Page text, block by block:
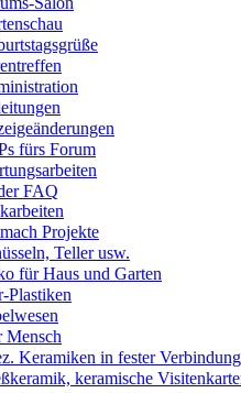
fürs Forum
FAQ
Projekte
Teller usw.
für Haus und Garten
Keramiken in fester
keramische